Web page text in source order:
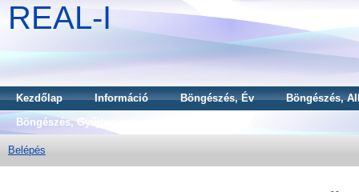
REAL-I
Kezdőlap Információ Böngészés, Év
Böngészés,
Böngészés, Gyűjtemény
Belépés